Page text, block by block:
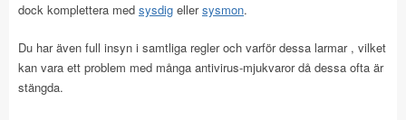
dock komplettera med sysdig ellersysmon.
Du har även full insyn i samtliga regler och varför dessa larmar , vilket
kan vara ett problem med många antivirus-mjukvaror då dessa ofta är
stängda.